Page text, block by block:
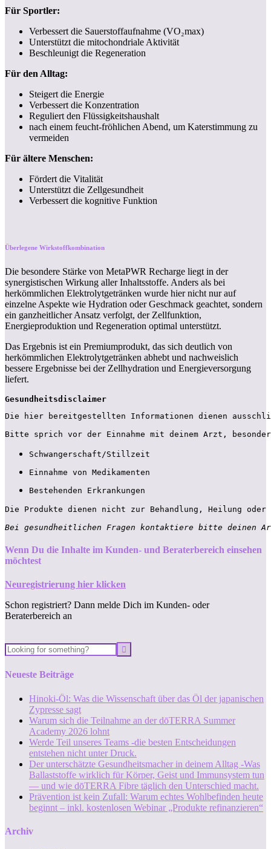
Für Sportler:
Verbessert die Sauerstoffaufnahme (VO₂max)
Unterstützt die mitochondriale Aktivität
Beschleunigt die Regeneration
Für den Alltag:
Steigert die Energie
Verbessert die Konzentration
Reguliert den Flüssigkeitshaushalt
nach einem feucht-fröhlichen Abend, um Katerstimmung zu
vermeiden
Für ältere Menschen:
Fördert die Vitalität
Unterstützt die Zellgesundheit
Verbessert die kognitive Funktion
Überlegene Wirkstoffkombination
Die besondere Stärke von MetaPWR Recharge liegt in der
synergistischen Wirkung aller Inhaltsstoffe. Anders als bei
herkömmlichen Elektrolytgetränken wurde hier nicht nur auf
einzelne Aspekte wie Hydration oder Geschmack geachtet, sondern
ein ganzheitlicher Ansatz verfolgt, der Zellfunktion,
Energieproduktion und Regeneration optimal unterstützt.
Das Ergebnis ist ein Premiumprodukt, das sich deutlich von
herkömmlichen Elektrolytgetränken abhebt und nachweislich
bessere Ergebnisse bei der Zellhydration und Energieversorgung
liefert.
Gesundheitsdisclaimer
Die hier bereitgestellten Informationen dienen
Bitte sprich vor der Einnahme mit deinem Arzt,
Schwangerschaft/Stillzeit
Einnahme von Medikamenten
Bestehenden Erkrankungen
Die Produkte dienen nicht zur Behandlung, Heilung
Bei gesundheitlichen Fragen kontaktiere bitte deinen
Wenn Du die Inhalte im Kunden- und Beraterbereich einsehen
möchtest
Neuregistrierung hier klicken
Schon registriert? Dann melde Dich im Kunden- oder
Beraterbereich an
Neueste Beiträge
Hinoki-Öl: Was die Wissenschaft über das Öl der japanischen
Zypresse sagt
Warum sich die Teilnahme an der dōTERRA Summer
Academy 2026 lohnt
Werde Teil unseres Teams -die besten Entscheidungen
entstehen nicht unter Druck.
Der unterschätzte Gesundheitsmacher in deinem Alltag -Was
Ballaststoffe wirklich für Körper, Geist und Immunsystem tun
— und wie dōTERRA Fibre täglich den Unterschied macht.
Prävention ist kein Zufall: Warum echtes Wohlbefinden heute
beginnt – inkl. kostenlosen Webinar „Produkte refinanzieren“
Archiv